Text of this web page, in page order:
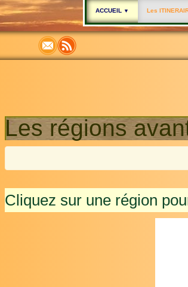
ACCUEIL ▼ Les
Les régions
Cliquez sur une région